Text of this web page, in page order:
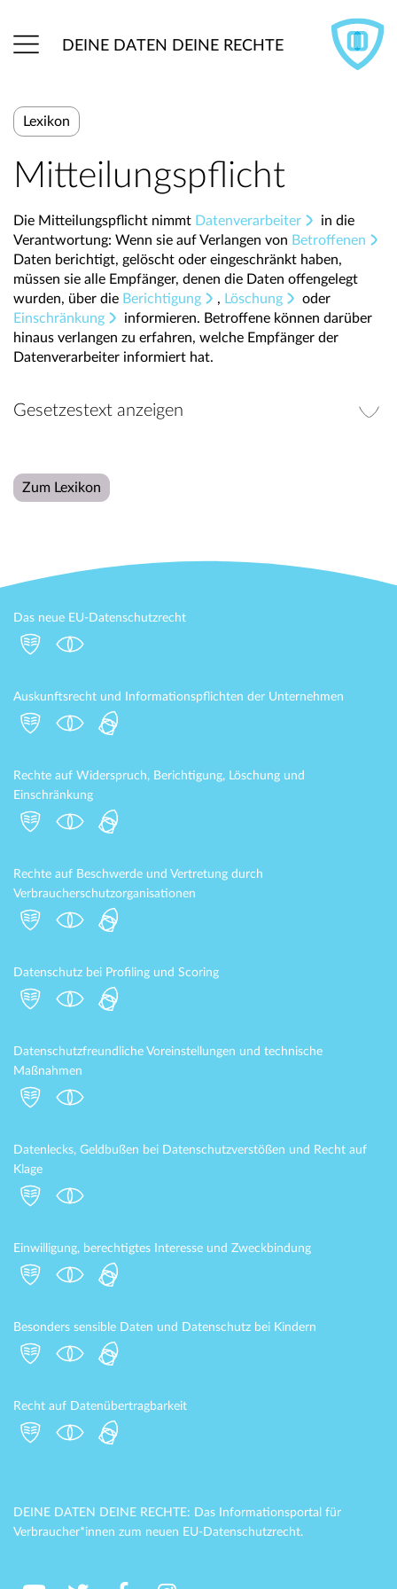
DEINE DATEN DEINE RECHTE
Lexikon
Mitteilungspflicht
Die Mitteilungspflicht nimmt Datenverarbeiter
in die
Verantwortung: Wenn sie auf Verlangen von Betroffenen
Daten berichtigt, gelöscht oder eingeschränkt haben,
müssen sie alle Empfänger, denen die Daten offengelegt
wurden, über die Berichtigung , Löschung
oder
Einschränkung
informieren. Betroffene können darüber
hinaus verlangen zu erfahren, welche Empfänger der
Datenverarbeiter informiert hat.
Gesetzestext anzeigen
Zum Lexikon
Das neue EU-Datenschutzrecht
Auskunftsrecht und Informationspflichten der Unternehmen
Rechte auf Widerspruch, Berichtigung, Löschung und
Einschränkung
Rechte auf Beschwerde und Vertretung durch
Verbraucherschutzorganisationen
Datenschutz bei Profiling und Scoring
Datenschutzfreundliche Voreinstellungen und technische
Maßnahmen
Datenlecks, Geldbußen bei Datenschutzverstößen und Recht auf
Klage
Einwilligung, berechtigtes Interesse und Zweckbindung
Besonders sensible Daten und Datenschutz bei Kindern
Recht auf Datenübertragbarkeit
DEINE DATEN DEINE RECHTE: Das Informationsportal für
Verbraucher*innen zum neuen EU-Datenschutzrecht.